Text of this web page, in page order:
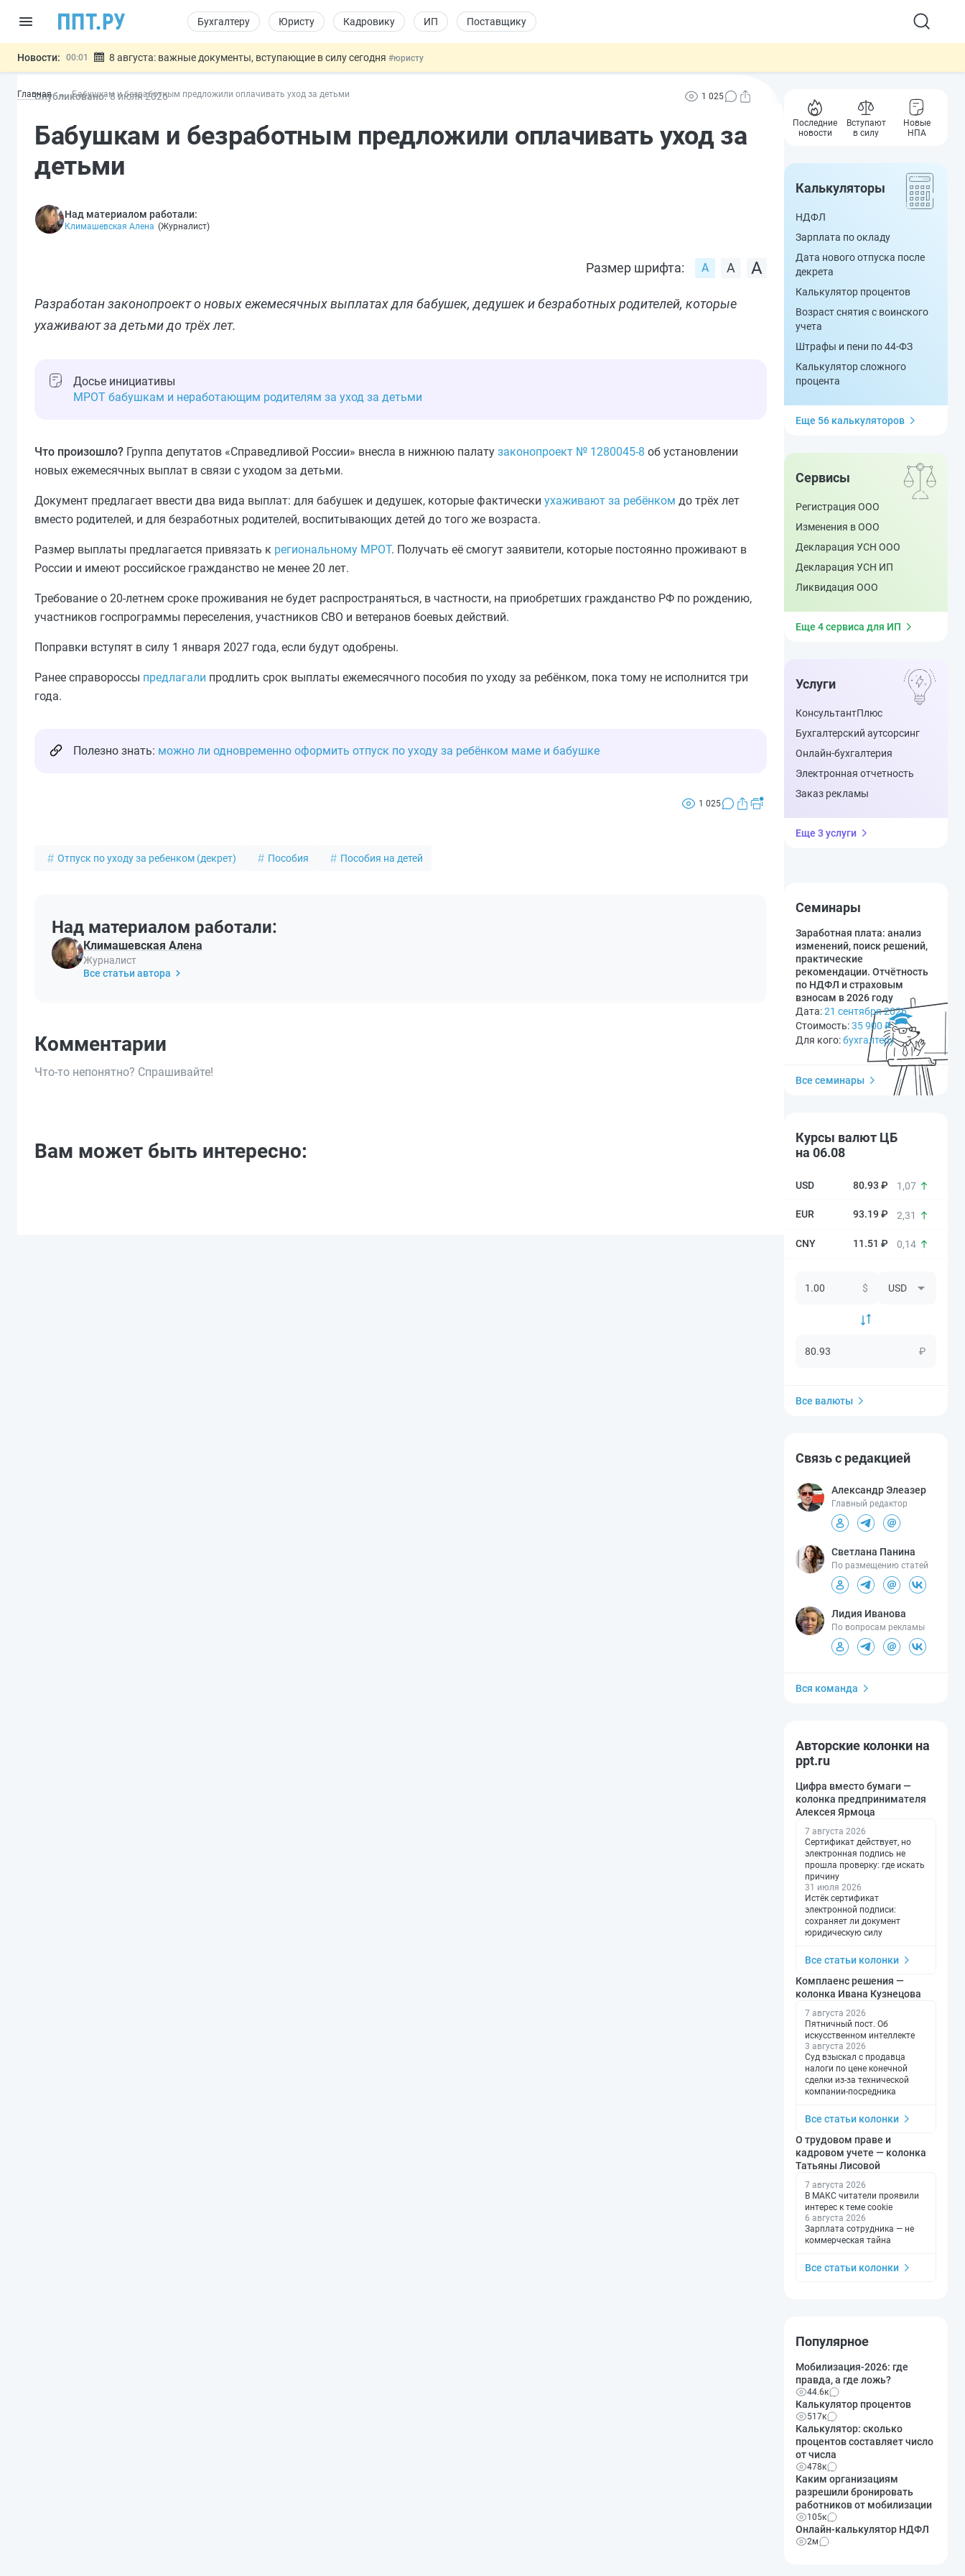
Бухгалтеру Юристу Кадровику ИП Поставщику
Новости: 00:01 8 августа: важные документы, вступающие в силу сегодня #юристу
07.08 Дистанционную работу беременных пропишут в ТК РФ
07.08
Важно Разработают единые критерии трудовых и ГПХ-отношений #кадровику
Главная Бабушкам и безработным предложили оплачивать уход за детьми
Опубликовано: 8 июля2026 1 025
Бабушкам и безработным предложили оплачивать уход за
детьми
Над материалом работали:
Климашевская Алена (Журналист)
Размер шрифта:
Разработан законопроект о новых ежемесячных выплатах для бабушек, дедушек и безработных родителей, которые
ухаживают за детьми до трёх лет.
Досье инициативы
МРОТ бабушкам и неработающим родителям за уход за детьми
Что произошло? Группа депутатов «Справедливой России» внесла в нижнюю палату законопроект № 1280045-8 об установлении
новых ежемесячных выплат в связи с уходом за детьми.
Документ предлагает ввести два вида выплат: для бабушек и дедушек, которые фактически ухаживают за ребёнком до трёх лет
вместо родителей, и для безработных родителей, воспитывающих детей до того же возраста.
Размер выплаты предлагается привязать к региональному МРОТ. Получать её смогут заявители, которые постоянно проживают в
России и имеют российское гражданство не менее 20 лет.
Требование о 20-летнем сроке проживания не будет распространяться, в частности, на приобретших гражданство РФ по рождению,
участников госпрограммы переселения, участников СВО и ветеранов боевых действий.
Поправки вступят в силу 1 января 2027 года, если будут одобрены.
Ранее справороссы предлагали продлить срок выплаты ежемесячного пособия по уходу за ребёнком, пока тому не исполнится три
года.
Полезно знать: можно ли одновременно оформить отпуск по уходу за ребёнком маме и бабушке
1 025
Отпуск по уходу за ребенком (декрет) Пособия Пособия на детей
Над материалом работали:
Климашевская Алена
Журналист
Все статьи автора
Комментарии
Что-то непонятно? Спрашивайте!
Вам может быть интересно:
Последние
новости
Вступают
в силу
Новые
НПА
Калькуляторы
НДФЛ
Зарплата по окладу
Дата нового отпуска после
декрета
Калькулятор процентов
Возраст снятия с воинского
учета
Штрафы и пени по 44-ФЗ
Калькулятор сложного
процента
Еще 56 калькуляторов
Сервисы
Регистрация ООО
Изменения в ООО
Декларация УСН ООО
Декларация УСН ИП
Ликвидация ООО
Еще 4 сервиса для ИП
Услуги
КонсультантПлюс
Бухгалтерский аутсорсинг
Онлайн-бухгалтерия
Электронная отчетность
Заказ рекламы
Еще 3 услуги
Семинары
Заработная плата: анализ
изменений, поиск решений,
практические
рекомендации. Отчётность
по НДФЛ и страховым
взносам в 2026 году
Дата:21 сентября 2026
Стоимость:35 900 ₽
Для кого:бухгалтеру
Все семинары
Курсы валют ЦБ
на 06.08
80.93 ₽ 1,07
93.19 ₽ 2,31
11.51 ₽ 0,14
$
₽
Все валюты
Связь с редакцией
Александр Элеазер
Главный редактор
Светлана Панина
По размещению статей
Лидия Иванова
По вопросам рекламы
Вся команда
Авторские колонки на
ppt.ru
Цифра вместо бумаги —
колонка предпринимателя
Алексея Ярмоца
7 августа 2026
Сертификат действует, но
электронная подпись не
прошла проверку: где искать
причину
31 июля 2026
Истёк сертификат
электронной подписи:
сохраняет ли документ
юридическую силу
Все статьи колонки
Комплаенс решения —
колонка Ивана Кузнецова
7 августа 2026
Пятничный пост. Об
искусственном интеллекте
3 августа 2026
Суд взыскал с продавца
налоги по цене конечной
сделки из-за технической
компании-посредника
Все статьи колонки
О трудовом праве и
кадровом учете — колонка
Татьяны Лисовой
7 августа 2026
В МАКС читатели проявили
интерес к теме cookie
6 августа 2026
Зарплата сотрудника — не
коммерческая тайна
Все статьи колонки
Популярное
Мобилизация-2026: где
правда, а где ложь?
44.6к
Калькулятор процентов
517к
Калькулятор: сколько
процентов составляет число
от числа
478к
Каким организациям
разрешили бронировать
работников от мобилизации
105к
Онлайн-калькулятор НДФЛ
2м